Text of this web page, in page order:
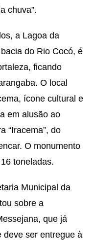
chuva”.
a Lagoa da
do Rio Cocó, é
ficando
O local
ícone cultural e
em alusão ao
“Iracema”, do
O monumento
toneladas.
Municipal da
sobre a
que já
deve ser entregue à